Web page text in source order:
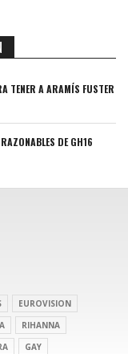
TENER A ARAMÍS FUSTER
DE GH16
EUROVISION
RIHANNA
GAY